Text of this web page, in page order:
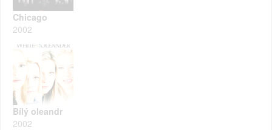
Chicago
2002
Bílý oleandr
2002